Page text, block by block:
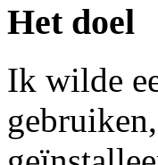
Het doel
Ik wilde